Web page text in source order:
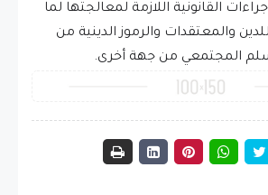
القانونية اللازمة لمعالجتها لما
والمعتقدات والرموز الدينية من
المجتمعي من جهة أخرى.